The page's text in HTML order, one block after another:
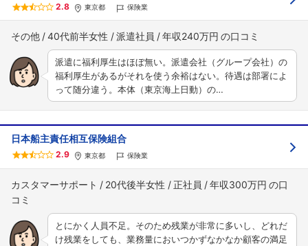
2.8 東京都 保険業
その他 40代前半女性 派遣社員 年収240万円
派遣に福利厚生はほぼ無い。派遣会社（グループ会社）の
福利厚生があるがそれを使う余裕はない。待遇は部署によ
って随分違う。本体（東京海上日動）の…
日本船主責任相互保険組合
2.9 東京都 保険業
カスタマーサポート 20代後半女性 正社員 年収300万円
とにかく人員不足。そのため残業が非常に多いし、どれだ
け残業をしても、業務量においつかずなかなか顧客の満足